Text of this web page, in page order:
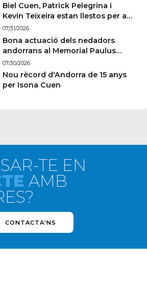
Biel Cuen, Patrick Pelegrina i
Kevin Teixeira estan llestos per a
París
07/31/2026
Bona actuació dels nedadors
andorrans al Memorial Paulus
Wildeboer de Sabadell
07/30/2026
Nou rècord d'Andorra de 15 anys
per Isona Cuen
TE EN
AMB
CONTACTA'NS